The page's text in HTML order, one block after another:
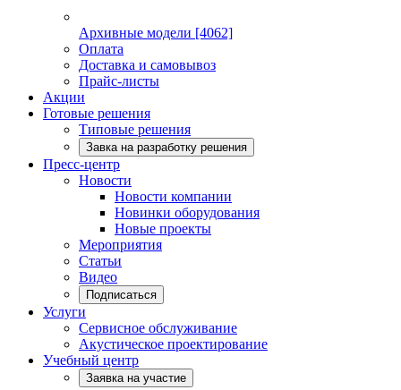
Архивные модели [4062]
Оплата
Доставка и самовывоз
Прайс-листы
Акции
Готовые решения
Типовые решения
Завка на разработку решения
Пресс-центр
Новости
Новости компании
Новинки оборудования
Новые проекты
Мероприятия
Статьи
Видео
Подписаться
Услуги
Сервисное обслуживание
Акустическое проектирование
Учебный центр
Заявка на участие